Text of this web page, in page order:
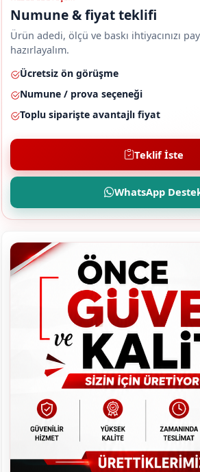
Numune & fiyat teklifi
Ürün adedi, ölçü ve baskı ihtiyacınızı
hazırlayalım.
Ücretsiz ön görüşme
Numune / prova seçeneği
Toplu siparişte avantajlı fiyat
Teklif İste
WhatsApp